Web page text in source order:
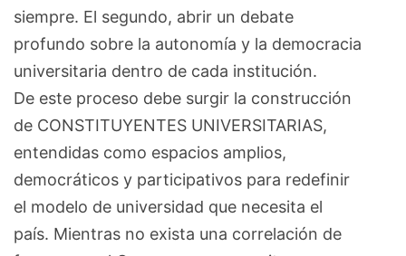
siempre. El segundo, abrir un debate
profundo sobre la autonomía y la democracia
universitaria dentro de cada institución.
De este proceso debe surgir la construcción
de CONSTITUYENTES UNIVERSITARIAS,
entendidas como espacios amplios,
democráticos y participativos para redefinir
el modelo de universidad que necesita el
país. Mientras no exista una correlación de